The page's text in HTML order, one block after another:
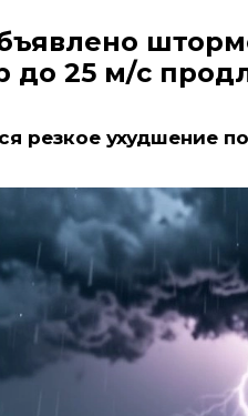
до 25 м/с
резкое ухудшение